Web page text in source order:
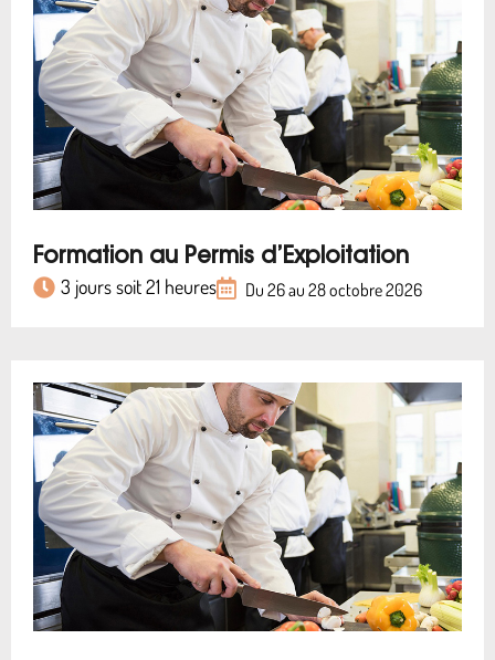
Formation au Permis d’Exploitation
3 jours soit 21 heures Du 26 au 28 octobre 2026